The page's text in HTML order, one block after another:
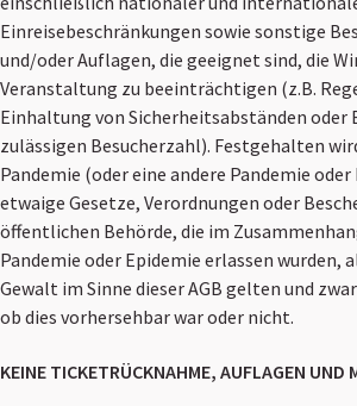
Einreisebeschränkungen sowie sonstige
und/oder Auflagen, die geeignet sind, die
Veranstaltung zu beeinträchtigen (z.B.
Einhaltung von Sicherheitsabständen oder
zulässigen Besucherzahl). Festgehalten
Pandemie (oder eine andere Pandemie
etwaige Gesetze, Verordnungen oder
öffentlichen Behörde, die im
Pandemie oder Epidemie erlassen wurden,
Gewalt im Sinne dieser AGB gelten und
ob dies vorhersehbar war oder nicht.
KEINE TICKETRÜCKNAHME, AUFLAGEN UND